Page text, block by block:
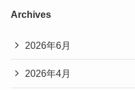
Archives
2026年6月
2026年4月